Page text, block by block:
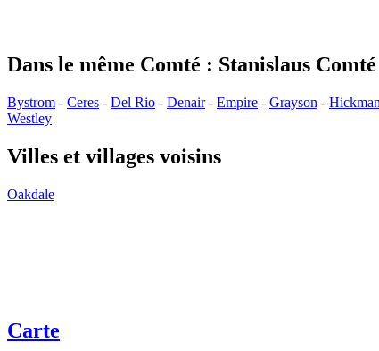
Dans le même Comté : Stanislaus Comté
Bystrom - Ceres - Del Rio - Denair- Empire - Grayson - Hickman
Westley
Villes et villages voisins
Oakdale
Carte